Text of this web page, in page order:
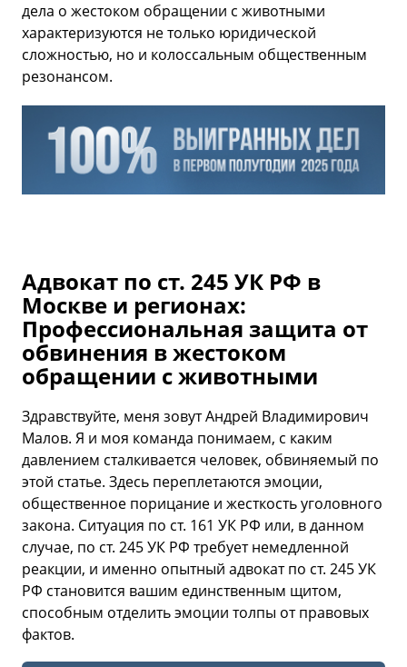
дела о жестоком обращении с животными
характеризуются не только юридической
сложностью, но и колоссальным общественным
резонансом.
Адвокат по ст. 245 УК РФ в
Москве и регионах:
Профессиональная защита от
обвинения в жестоком
обращении с животными
Здравствуйте, меня зовут Андрей Владимирович
Малов. Я и моя команда понимаем, с каким
давлением сталкивается человек, обвиняемый по
этой статье. Здесь переплетаются эмоции,
общественное порицание и жесткость уголовного
закона. Ситуация по ст. 161 УК РФ или, в данном
случае, по ст. 245 УК РФ требует немедленной
реакции, и именно опытный адвокат по ст. 245 УК
РФ становится вашим единственным щитом,
способным отделить эмоции толпы от правовых
фактов.